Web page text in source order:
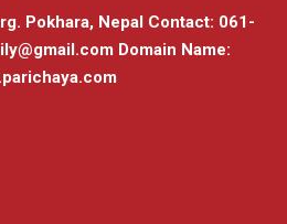
Pokhara, Nepal Contact: 061-
Domain Name: